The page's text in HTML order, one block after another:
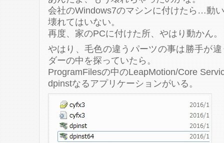
会社のWindows7のマシンに付けたら…動
壊れてはいない。
再度、家のPCに付けた所、やはり動かん。
やはり、毛色の違うパーツの事は勝手が
ダーの中を探っていたら。
ProgramFilesの中のLeapMotion/Core
dpinstなるアプリケーションがいる。